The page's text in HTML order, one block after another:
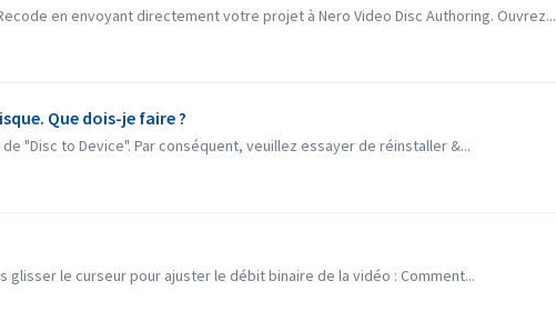
en envoyant directement votre projet à Nero Video Disc Authoring. Ouvrez...
Que dois-je faire ?
"Disc to Device". Par conséquent, veuillez essayer de réinstaller &...
le curseur pour ajuster le débit binaire de la vidéo : Comment...